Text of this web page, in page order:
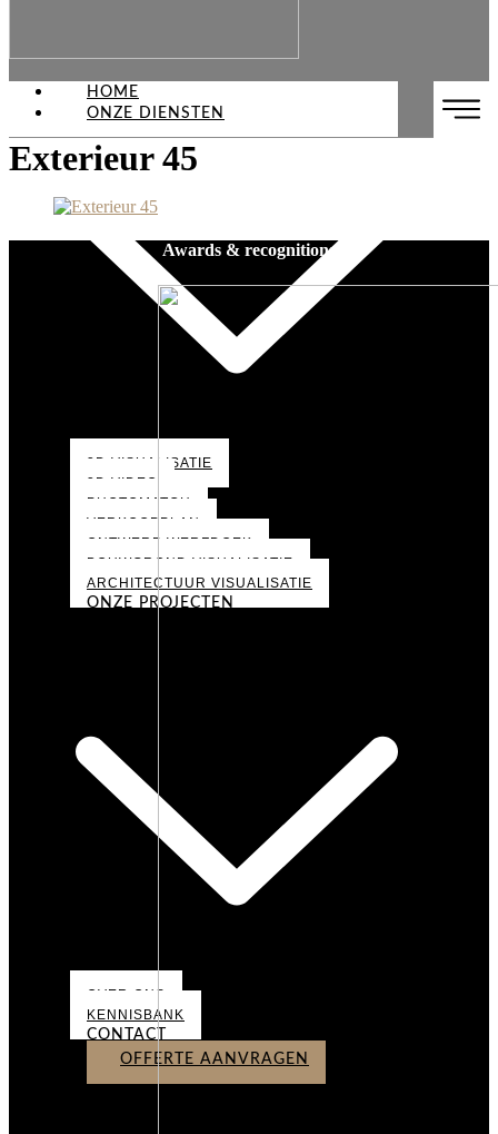
HOME
ONZE DIENSTEN
3D VISUALISATIE
3D VIDEO
PHOTOMATCH
VERKOOPPLAN
ONTWERP WERFDOEK
BOUWGROND VISUALISATIE
ARCHITECTUUR VISUALISATIE
ONZE PROJECTEN
OVER ONS
KENNISBANK
CONTACT
OFFERTE AANVRAGEN
Exterieur 45
Awards & recognitions